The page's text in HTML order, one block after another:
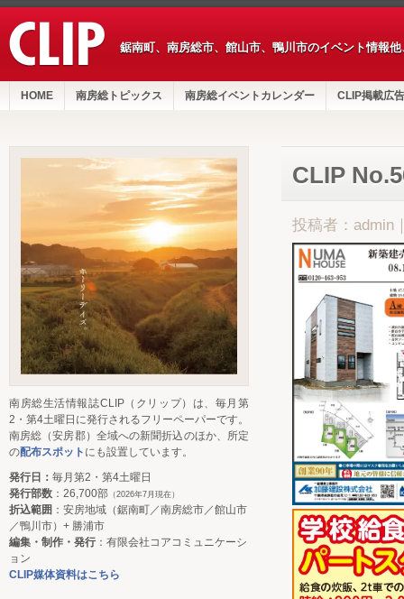
鋸南町、南房総市、館山市、鴨川市のイベント情報
HOME 南房総トピックス 南房総イベントカレンダー CLIP掲載広告
CLIP
投稿者：admin
南房総生活情報誌CLIP（クリップ）は、毎月第
2・第4土曜日に発行されるフリーペーパーです。
南房総（安房郡）全域への新聞折込のほか、所定
の配布スポット にも設置しています。
発行日： 毎月第2・第4土曜日
発行部数 ：26,700部 （2026年7月現在）
折込範囲 ：安房地域（鋸南町／南房総市／館山市
／鴨川市）+ 勝浦市
編集・制作・発行：有限会社コアコミュニケーシ
ョン
CLIP媒体資料はこちら